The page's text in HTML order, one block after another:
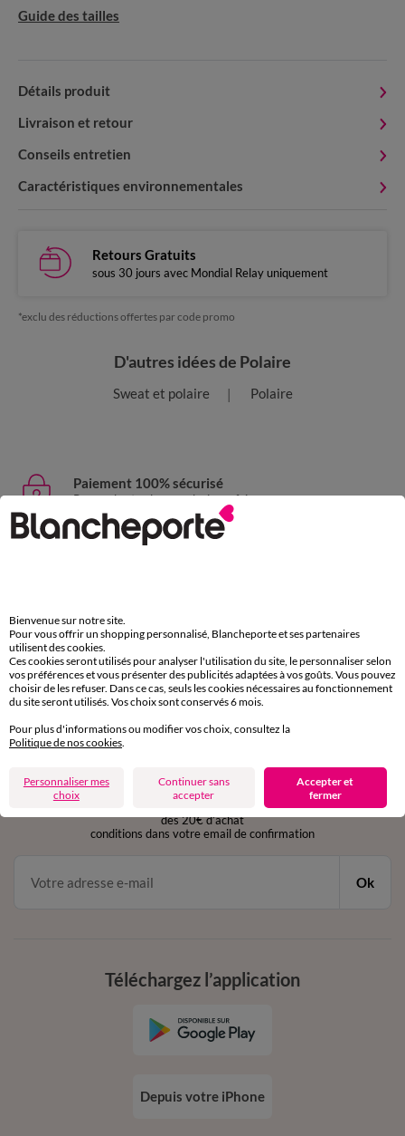
Guide des tailles
Détails produit
Livraison et retour
Conseils entretien
Caractéristiques environnementales
Retours Gratuits
sous 30 jours avec Mondial Relay uniquement
*exclu des réductions offertes par code promo
D'autres idées de Polaire
Sweat et polaire Polaire
Paiement 100% sécurisé
Payez plus tard ou en plusieurs fois
Livraison express
sous 30 jours avec Mondial Relay uniquement
Service clients
par chat et par téléphone
de 8h00 à 20h00 du lundi au samedi
en vous inscrivant à la newsletter
dès 20€ d’achat
conditions dans votre email de confirmation
Ok
Téléchargez l’application
Depuis votre iPhone
Bienvenue sur notre site.
Pour vous offrir un shopping personnalisé, Blancheporte et ses partenaires
utilisent des cookies.
Ces cookies seront utilisés pour analyser l'utilisation du site, le personnaliser selon
vos préférences et vous présenter des publicités adaptées à vos goûts. Vous pouvez
choisir de les refuser. Dans ce cas, seuls les cookies nécessaires au fonctionnement
du site seront utilisés. Vos choix sont conservés 6 mois.
Pour plus d'informations ou modifier vos choix, consultez la
Politique de nos cookies.
Personnaliser mes
choix
Continuer sans
accepter
Accepter et
fermer